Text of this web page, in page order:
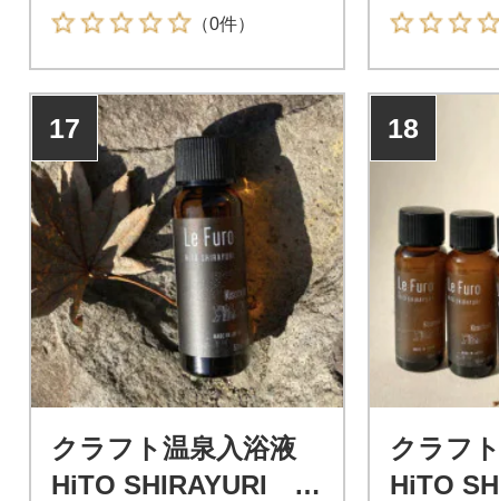
（0件）
す。
17
クラフト温泉入浴液
HiTO SHIRAYURI 1
18
クラフ
HiTO